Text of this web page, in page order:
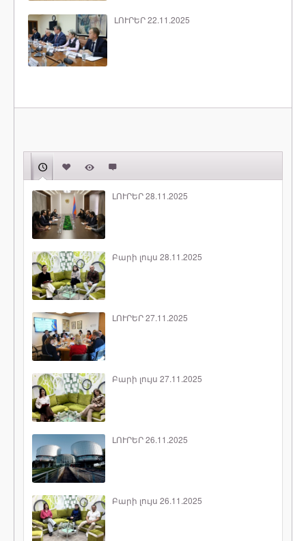
ԼՈՒՐԵՐ 22.11.2025
ԼՈՒՐԵՐ 28.11.2025
Բարի լույս 28.11.2025
ԼՈՒՐԵՐ 27.11.2025
Բարի լույս 27.11.2025
ԼՈՒՐԵՐ 26.11.2025
Բարի լույս 26.11.2025